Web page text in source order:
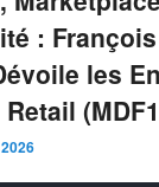
: François
les